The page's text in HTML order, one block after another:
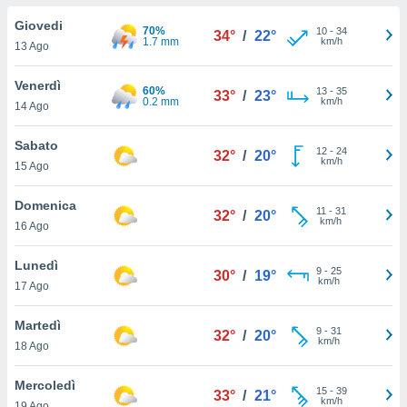
al sito
nostri
ci
di
un
la
di esso.
nella
Giovedi
13 Ago
70%
1.7 mm
34° / 22° 10- 34
km/h
Venerdì
14 Ago
60%
0.2 mm
33° / 23° 13- 35
km/h
Sabato
15 Ago
32° / 20° 12- 24
km/h
Domenica
16 Ago
32° / 20° 11 - 31
km/h
Lunedì
17 Ago
30° / 19° 9- 25
km/h
Martedì
18 Ago
32° / 20° 9- 31
km/h
Mercoledì
33° / 21° 15- 39
km/h